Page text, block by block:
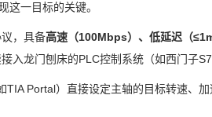
这一目标的关键。
，具备高速（100Mbps）、低延迟（
入龙门刨床的PLC控制系统（如西门子
TIA Portal）直接设定主轴的目标转速、